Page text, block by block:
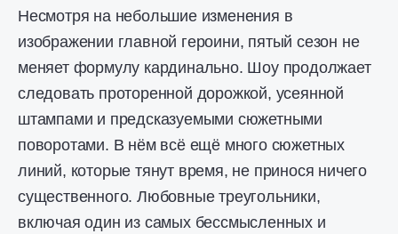
Несмотря на небольшие изменения в
изображении главной героини, пятый сезон не
меняет формулу кардинально. Шоу продолжает
следовать проторенной дорожкой, усеянной
штампами и предсказуемыми сюжетными
поворотами. В нём всё ещё много сюжетных
линий, которые тянут время, не принося ничего
существенного. Любовные треугольники,
включая один из самых бессмысленных и